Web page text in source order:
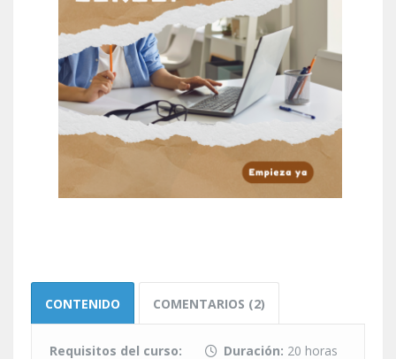
CONTENIDO COMENTARIOS (2)
Duración: 20 horas
Requisitos del curso: